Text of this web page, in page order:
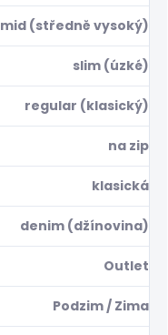
mid (středně vysoký)
slim (úzké)
regular (klasický)
na zip
klasická
denim (džínovina)
Outlet
Podzim / Zima